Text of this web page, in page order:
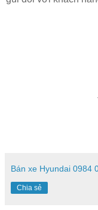
Bán xe Hyundai 0984
Chia sẻ